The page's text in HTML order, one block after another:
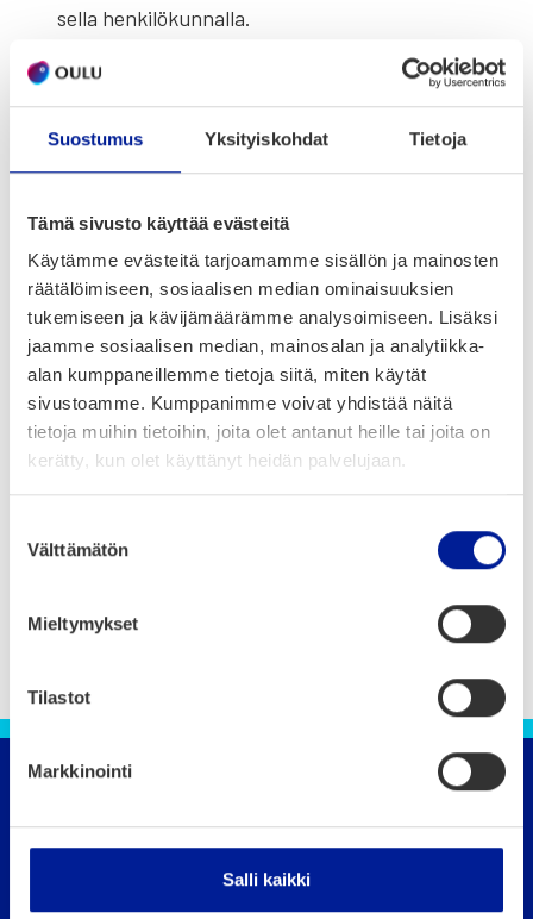
Suostumus Yksityiskohdat Tietoja
Tämä sivusto käyttää evästeitä
Käytämme evästeitä tarjoamamme sisällön ja mainosten
räätälöimiseen, sosiaalisen median ominaisuuksien
tukemiseen ja kävijämäärämme analysoimiseen. Lisäksi
jaamme sosiaalisen median, mainosalan ja analytiikka-
alan kumppaneillemme tietoja siitä, miten käytät
sivustoamme. Kumppanimme voivat yhdistää näitä
tietoja muihin tietoihin, joita olet antanut heille tai joita on
kerätty, kun olet käyttänyt heidän palvelujaan.
valinta
Välttämätön
Mieltymykset
Tilastot
Markkinointi
Salli kaikki
sel­la hen­ki­lö­kun­nal­la.
Hoi­to­so­luis­sa on käy­tös­sä tar­vik­kei­den tilaus­
jär­jes­tel­mä tar­vik­kei­den tilaa­mi­sek­si talon
varas­to­his­sil­tä, jos­sa on käyt­tö­au­kot joka ker­
rok­ses­sa sekä yhteis­hyl­ly­ti­laa 130 neliö­met­riä.
auto­maat­ti­set tilauk­set läh­te­vät tava­ra­toi­
mit­ta­jil­le.
Talon CADCAM-jär­jes­tel­mät mah­dol­lis­ta­vat
uusia digi­taa­li­sia työn­kul­ku­ja, kuten 3D mal­
lin­nuk­set pro­teet­ti­siä töi­tä var­ten.
Oulun kaupunki